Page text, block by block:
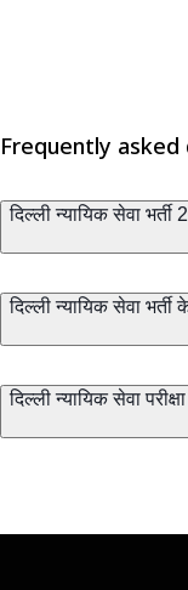
Frequently asked
दिल्ली न्यायिक सेवा
दिल्ली न्यायिक सेवा
दिल्ली न्यायिक सेवा